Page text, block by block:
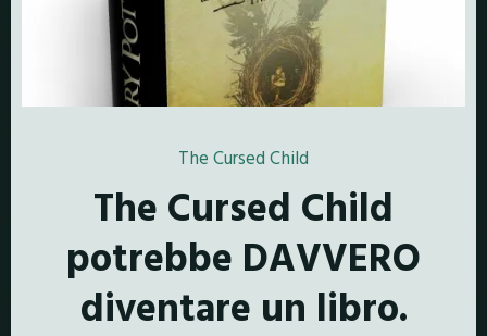
The Cursed Child
The Cursed Child
potrebbe DAVVERO
diventare un libro.